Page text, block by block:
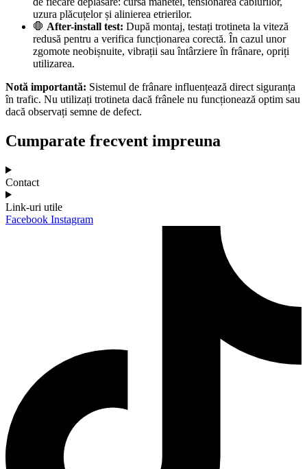
uzura plăcuțelor și alinierea etrierilor.
🛑 After-install test: După montaj, testați trotineta la viteză
redusă pentru a verifica funcționarea corectă. În cazul unor
zgomote neobișnuite, vibrații sau întârziere în frânare, opriți
utilizarea.
Notă importantă: Sistemul de frânare influențează direct siguranța
în trafic. Nu utilizați trotineta dacă frânele nu funcționează optim sau
dacă observați semne de defect.
Cumparate frecvent impreuna
Contact
Link-uri utile
Facebook Instagram